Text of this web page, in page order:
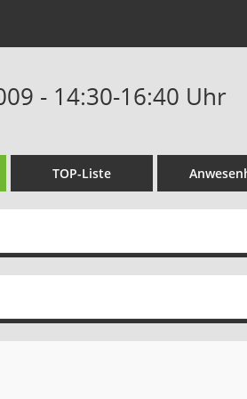
- 14:30-16:40 Uhr
TOP-Liste